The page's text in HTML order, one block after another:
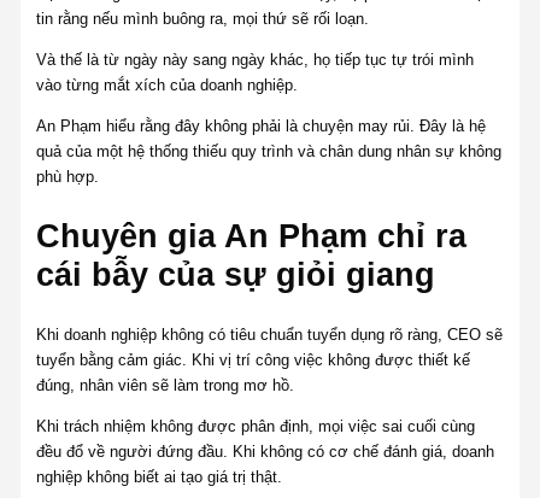
tin rằng nếu mình buông ra, mọi thứ sẽ rối loạn.
Và thế là từ ngày này sang ngày khác, họ tiếp tục tự trói mình
vào từng mắt xích của doanh nghiệp.
An Phạm hiểu rằng đây không phải là chuyện may rủi. Đây là hệ
quả của một hệ thống thiếu quy trình và chân dung nhân sự không
phù hợp.
Chuyên gia An Phạm chỉ ra
cái bẫy của sự giỏi giang
Khi doanh nghiệp không có tiêu chuẩn tuyển dụng rõ ràng, CEO sẽ
tuyển bằng cảm giác. Khi vị trí công việc không được thiết kế
đúng, nhân viên sẽ làm trong mơ hồ.
Khi trách nhiệm không được phân định, mọi việc sai cuối cùng
đều đổ về người đứng đầu. Khi không có cơ chế đánh giá, doanh
nghiệp không biết ai tạo giá trị thật.